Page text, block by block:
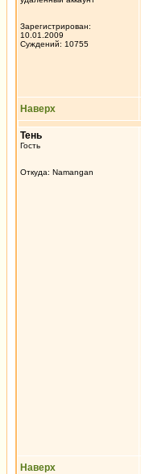
Зарегистрирован:
10.01.2009
Суждений: 10755
Наверх
Тень
Гость
Откуда: Namangan
Наверх